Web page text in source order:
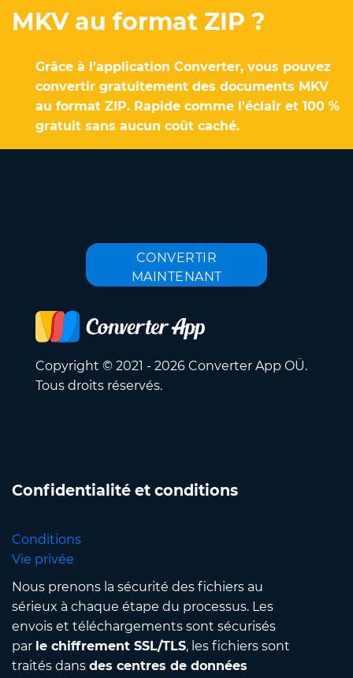
MKV au format ZIP ?
Grâce à l'application Converter, vous pouvez
convertir gratuitement des documents MKV
au format ZIP. Rapide comme l'éclair et 100 %
gratuit sans aucun coût caché.
CONVERTIR
MAINTENANT
Copyright © 2021 - 2026 Converter App OÜ.
Tous droits réservés.
Confidentialité et conditions
Conditions
Vie privée
Nous prenons la sécurité des fichiers au
sérieux à chaque étape du processus. Les
envois et téléchargements sont sécurisés
par le chiffrement SSL/TLS, les fichiers sont
traités dans des centres de données